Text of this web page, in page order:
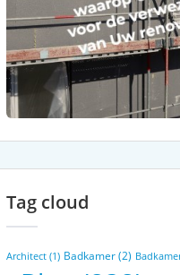
Tag cloud
Architect(1) Badkamer(2)